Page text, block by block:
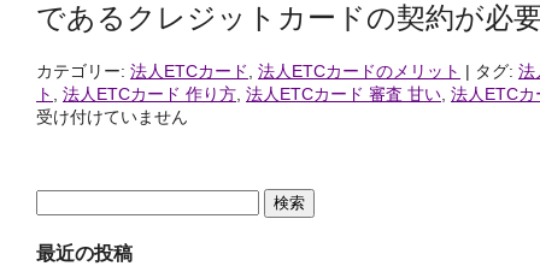
であるクレジットカードの契約が必
カテゴリー: 法人ETCカード, 法人ETCカードのメリット | タグ: 法
ト , 法人ETCカード 作り方, 法人ETCカード 審査 甘い, 法人ETC
受け付けていません
最近の投稿